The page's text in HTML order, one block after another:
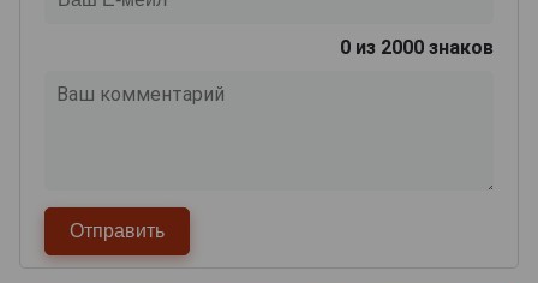
0 из 2000 знаков